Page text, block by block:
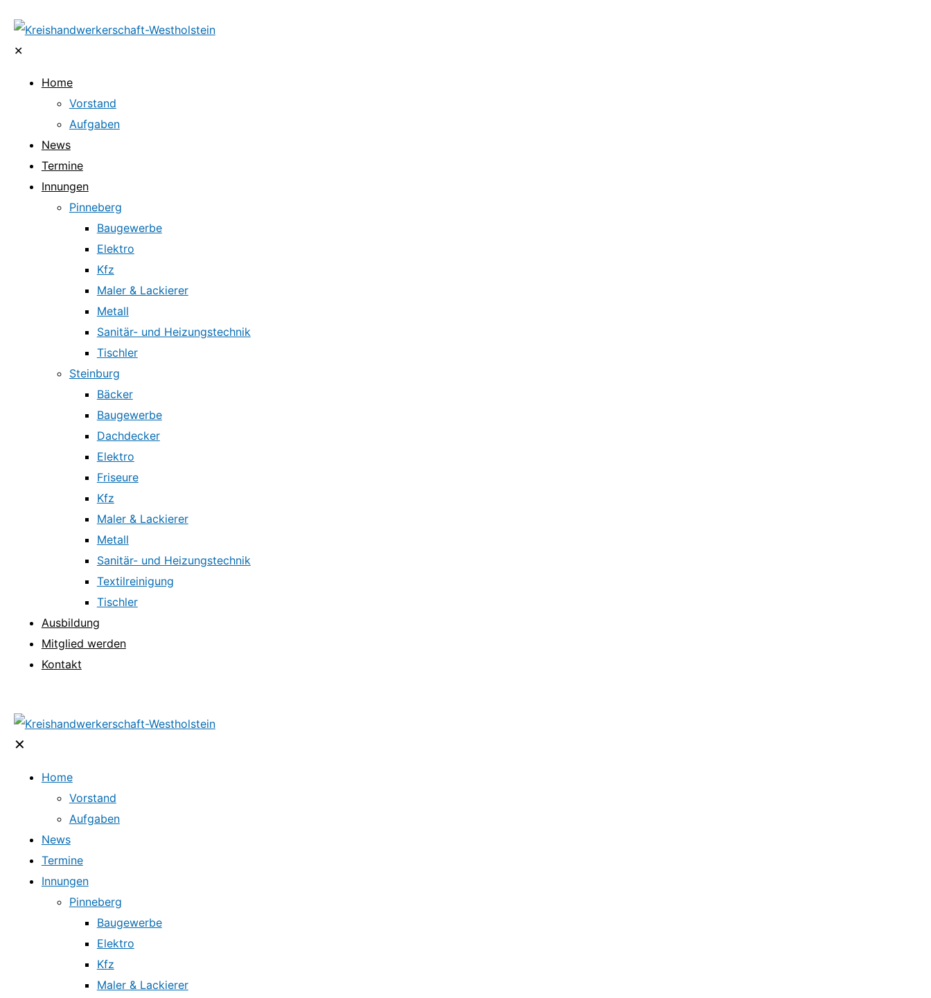
✕
Home
Vorstand
Aufgaben
News
Termine
Innungen
Pinneberg
Baugewerbe
Elektro
Kfz
Maler & Lackierer
Metall
Sanitär- und Heizungstechnik
Tischler
Steinburg
Bäcker
Baugewerbe
Dachdecker
Elektro
Friseure
Kfz
Maler & Lackierer
Metall
Sanitär- und Heizungstechnik
Textilreinigung
Tischler
Ausbildung
Mitglied werden
Kontakt
✕
Home
Vorstand
Aufgaben
News
Termine
Innungen
Pinneberg
Baugewerbe
Elektro
Kfz
Maler & Lackierer